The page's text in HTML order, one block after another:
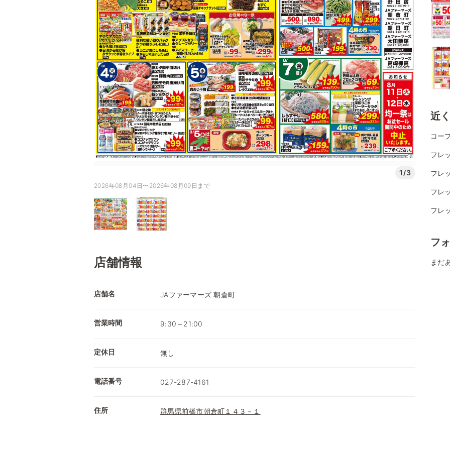
1/3
2026年08月04日〜2026年08月09日まで
店舗情報
店舗名 JAファーマーズ 朝倉町
営業時間 9:30～21:00
定休日 無し
電話番号 027-287-4161
住所 群馬県前橋市朝倉町１４３－１
近
コー
フレ
フレ
フレ
フレ
フ
まだ